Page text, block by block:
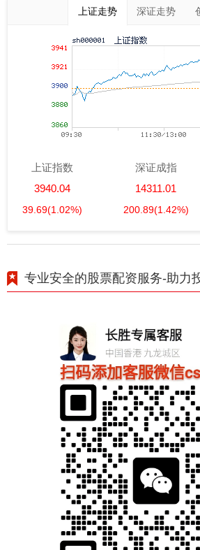
上证走势 深证走势
上证指数
3940.04
39.69(1.02%)
深证成指
14311.01
200.89(1.42%)
专业安全的股票配资服务-助力